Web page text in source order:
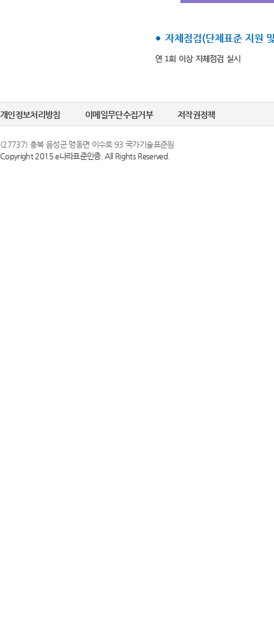
개인정보처리방침 이메일무단수집거부 저작권정책
(27737) 충북 음성군 맹동면 이수로 93 국가기술표준원
Copyright 2015 e나라표준인증. All Rights Reserved.